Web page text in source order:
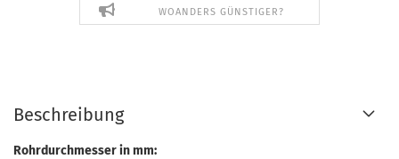
WOANDERS GÜNSTIGER?
Beschreibung
Rohrdurchmesser in mm: